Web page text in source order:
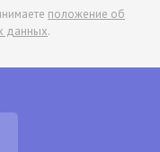
положение об
данных.